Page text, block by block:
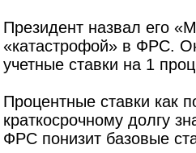
Президент назвал его
«катастрофой» в ФРС.
учетные ставки на 1
Процентные ставки как
краткосрочному долгу
ФРС понизит базовые